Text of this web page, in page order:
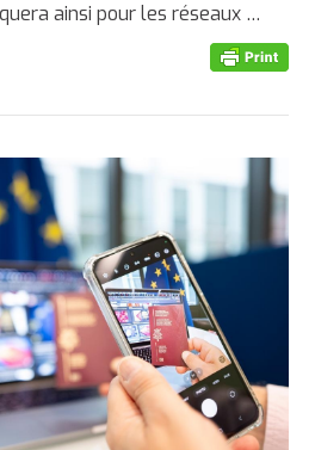
ainsi pour les réseaux …